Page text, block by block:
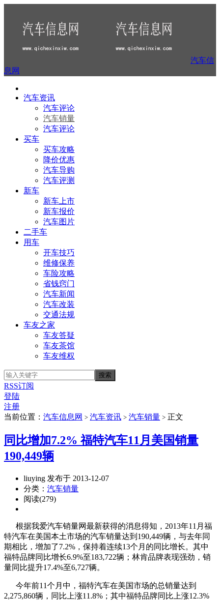
汽车信
息网
汽车资讯
汽车评论
汽车销量
汽车评论
买车
买车攻略
降价优惠
汽车导购
汽车评测
新车
新车上市
新车报价
汽车图片
二手车
用车
开车技巧
维修保养
车险攻略
省钱窍门
汽车新闻
汽车改装
交通法规
车友之家
车友答疑
车友茶馆
车友维权
RSS订阅
登陆
注册
当前位置： 汽车信息网 > 汽车资讯 > 汽车销量 > 正文
同比增加7.2% 福特汽车11月美国销量
190,449辆
liuying 发布于 2013-12-07
分类： 汽车销量
阅读(279)
根据我爱汽车销量网最新获得的消息得知，2013年11月福
特汽车在美国本土市场的汽车销量达到190,449辆，与去年同
期相比，增加了7.2%，保持着连续13个月的同比增长。其中
福特品牌同比增长6.9%至183,722辆；林肯品牌表现强劲，销
量同比提升17.4%至6,727辆。
今年前11个月中，福特汽车在美国市场的总销量达到
2,275,860辆，同比上涨11.8%；其中福特品牌同比上涨12.3%